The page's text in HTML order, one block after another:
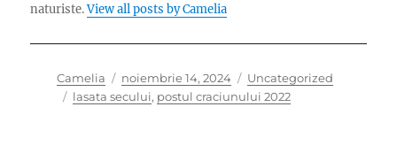
naturiste.View all posts by Camelia
Author
Camelia
Posted
on
noiembrie 14, 2024 Categories
Uncategorized
Tags
lasata secului, postul craciunului 2022